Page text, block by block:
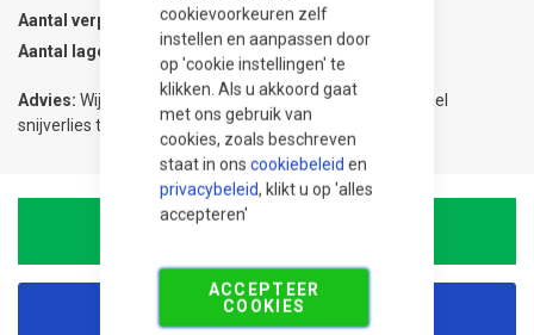
cookievoorkeuren zelf
instellen en aanpassen door
op 'cookie instellingen' te
klikken. Als u akkoord gaat
met ons gebruik van
cookies, zoals beschreven
staat in ons cookiebeleid en
privacybeleid, klikt u op 'alles
accepteren'
ACCEPTEER
COOKIES
Aantal verpakkingen 0.07
Aantal lagen
Advies: Wij adviseren 5% meer te bestellen om eventueel
snijverlies te compenseren.
Korting aanvragen